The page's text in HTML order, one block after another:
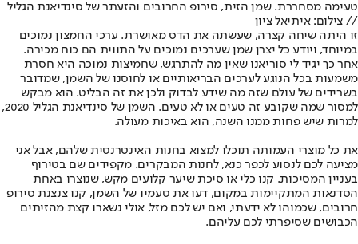
טעימה מסחררת. שמן הזית, סירופ החרובים והזעתר של סינדיאנת הגליל
// צילום: איתיאל ציון
זו היתה שיחה קצרה, שעשתה את הדס מאושרת. ערכי החמצון נמוכים
במיוחד, ויודע כל יצרן שמן שערכים נמוכים על התווית הם כוח מכירה.
אחר כך יגיד לי סוריאנו שאין מה להתרגש, שחמיצות נמוכה היא חסרת
משמעות בכל הנוגע לערכים הבריאותיים או לחוסנו של השמן, שמדובר
בשרידים של עולם שזה מה שידע לבדוק ולכן את זה הבליט. הוא מבקש
למסור שמה שקובע זה טעים או לא טעים. השמן של סינדיאנת הגליל 2020,
למרות שיש פחות ממנו השנה, הוא באיכות מעולה.
את כל מוצרי העמותה תוכלו למצוא בחנות האינטרנטית שלהם, אבל אני
מציעה לכם לנסוע לכפר כנא, לחנות המבקרים. מקפידים שם בטירוף
בעניין המסיכות. קנו כלי או סיכת שיער קלועים מקש, שנוצרו באחת
הסדנאות המתקיימות במקום, דעו את טעמיו של השמן, קנו צנצנת סירופ
חרובים, שכמוהו לא ידעתי, ואם יש לכם מזל, אולי נשארו קצת מהזיתים
הכבושים שסיפרתי לכם עליהם.